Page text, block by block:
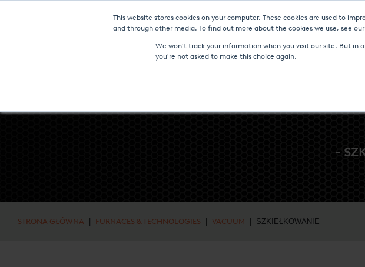
This website stores cookies on your computer. These cookies are used to
and through other media. To find out more about the cookies we use, see our
We won't track your information when you visit our site. But in
you're not asked to make this choice again.
NOWOŚCI I WYDARZENIA
-
STRONA GŁÓWNA | FURNACES & TECHNOLOGIES | VACUUM | SZKIEŁKOWANIE